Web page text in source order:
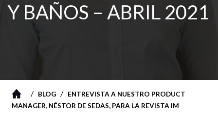
Y BAÑOS – ABRIL 2021
/ BLOG/
ENTREVISTA A NUESTRO PRODUCT
MANAGER, NÉSTOR DE SEDAS, PARA LA REVISTA IM